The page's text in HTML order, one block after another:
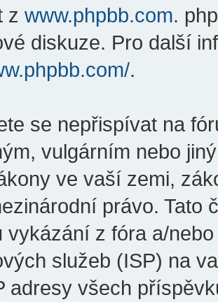
z www.phpbb.com.
diskuze. Pro další
.
se nepřispívat na
vulgárním nebo
ve vaší zemi,
právo. Tato
vykázání z fóra a/
služeb (ISP) na
adresy všech